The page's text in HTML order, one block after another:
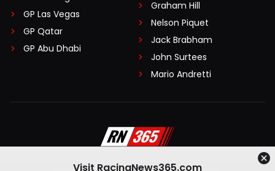
GP Las Vegas
GP Qatar
GP Abu Dhabi
Graham Hill
Nelson Piquet
Jack Brabham
John Surtees
Mario Andretti
Visit RacingNews365.com